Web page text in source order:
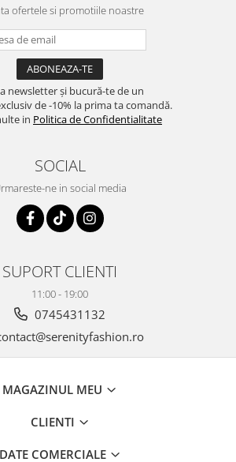
ofertele si promotiile noastre
newsletter și bucură-te de un
de -10% la prima ta comandă.
in Politica de Confidentialitate
SOCIAL
ne in social media
SUPORT CLIENTI
11:00 - 19:00
0745431132
MAGAZINUL MEU
CLIENTI
DATE COMERCIALE